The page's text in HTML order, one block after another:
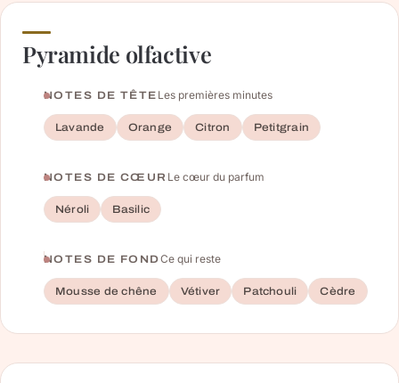
Pyramide olfactive
NOTES DE TÊTE Les premières minutes
Lavande Orange Citron Petitgrain
NOTES DE CŒUR Le cœur du parfum
Néroli Basilic
NOTES DE FONDCe qui reste
Mousse de chêne Vétiver Patchouli Cèdre